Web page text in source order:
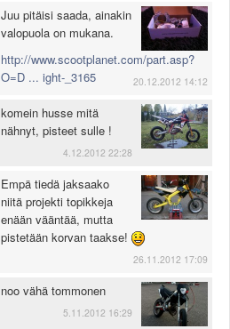
Juu pitäisi saada, ainakin
valopuola on mukana.
http://www.scootplanet.com/part.asp?
O=D ... ight-_3165
20.12.2012 14:12
komein husse mitä
nähnyt, pisteet sulle !
4.12.2012 22:28
Empä tiedä jaksaako
niitä projekti topikkeja
enään vääntää, mutta
pistetään korvan taakse!
26.11.2012 17:09
noo vähä tommonen
5.11.2012 16:29